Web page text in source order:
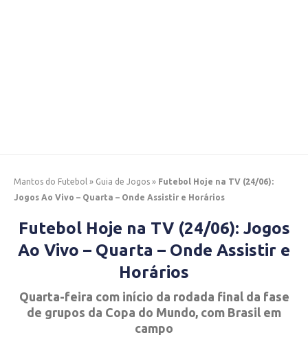
Mantos do Futebol » Guia de Jogos » Futebol Hoje na TV (24/06):
Jogos Ao Vivo – Quarta – Onde Assistir e Horários
Futebol Hoje na TV (24/06): Jogos
Ao Vivo – Quarta – Onde Assistir e
Horários
Quarta-feira com início da rodada final da fase
de grupos da Copa do Mundo, com Brasil em
campo